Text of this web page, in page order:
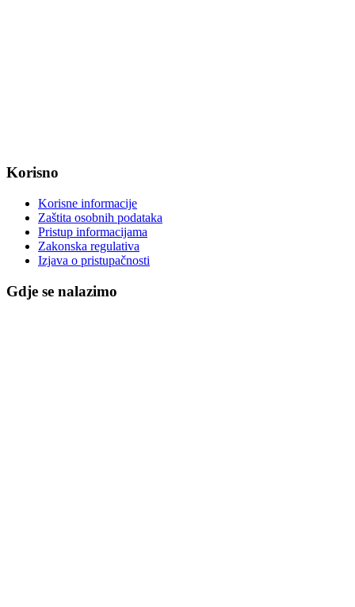
Korisno
Korisne informacije
Zaštita osobnih podataka
Pristup informacijama
Zakonska regulativa
Izjava o pristupačnosti
Gdje se nalazimo